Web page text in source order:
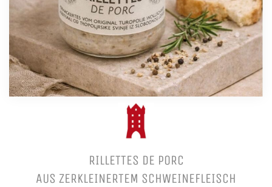
RILLETTES DE PORC
AUS ZERKLEINERTEM SCHWEINEFLEISCH